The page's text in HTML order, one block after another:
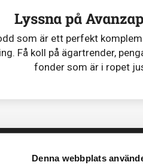
Denna webbplats
Lyssna på
som är ett perfekt
Få koll på ägartrender,
fonder som är i ropet